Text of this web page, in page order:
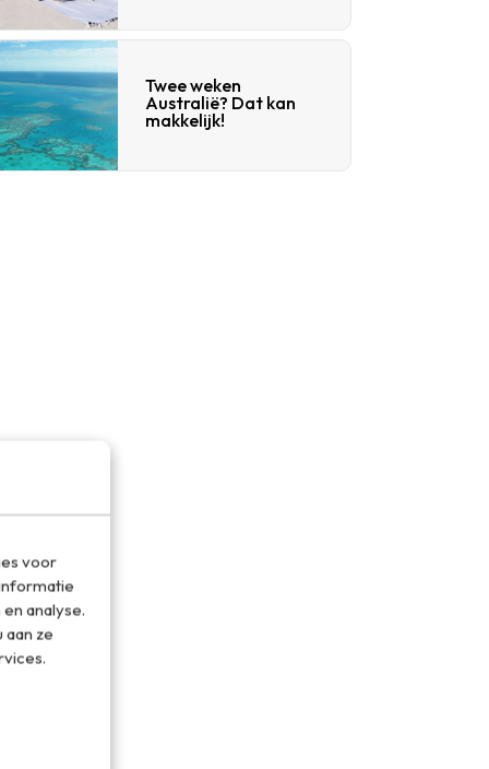
voor
analyse.
ze
Twee weken
Australië? Dat kan
makkelijk!